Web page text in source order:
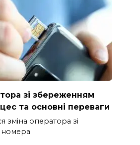
зі збереженням
та основні переваги
зміна оператора зі